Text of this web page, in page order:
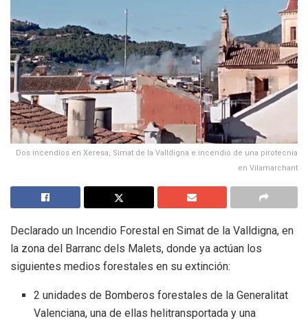
Dos incendios en Xeresa, Simat de la Valldigna e incendio de una pirotecnia
en Vilamarchant
Declarado un Incendio Forestal en Simat de la Valldigna, en
la zona del Barranc dels Malets, donde ya actúan los
siguientes medios forestales en su extinción:
2 unidades de Bomberos forestales de la Generalitat
Valenciana, una de ellas helitransportada y una